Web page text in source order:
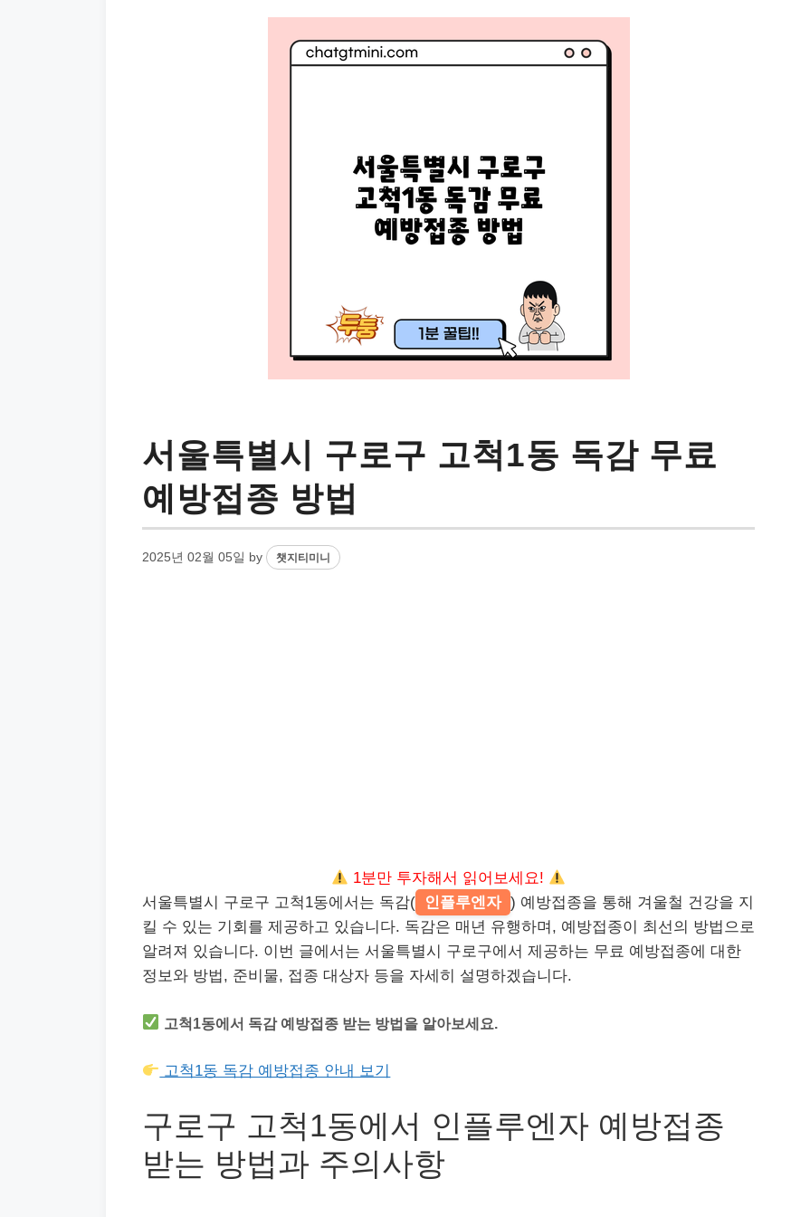
서울특별시 구로구 고척1동 독감 무료
예방접종 방법
2025년 02월 05일 by 챗지티미니
1분만 투자해서 읽어보세요!
서울특별시 구로구 고척1동에서는 독감(
인플루엔자 ) 예방접종을 통해 겨울철 건강을 지
킬 수 있는 기회를 제공하고 있습니다. 독감은 매년 유행하며, 예방접종이 최선의 방법으로
알려져 있습니다. 이번 글에서는 서울특별시 구로구에서 제공하는 무료 예방접종에 대한
정보와 방법, 준비물, 접종 대상자 등을 자세히 설명하겠습니다.
고척1동에서 독감 예방접종 받는 방법을 알아보세요.
고척1동 독감 예방접종 안내 보기
구로구 고척1동에서 인플루엔자 예방접종
받는 방법과 주의사항